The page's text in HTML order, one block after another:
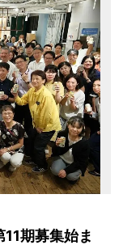
期募集始ま